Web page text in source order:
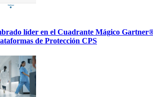
líder en el Cuadrante Mágico
de Protección CPS